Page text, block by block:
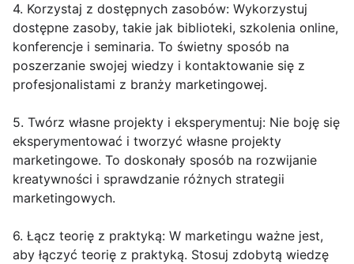
4. Korzystaj z dostępnych zasobów: Wykorzystuj
dostępne zasoby, takie jak biblioteki, szkolenia online,
konferencje i seminaria. To świetny sposób na
poszerzanie swojej wiedzy i kontaktowanie się z
profesjonalistami z branży marketingowej.
5. Twórz własne projekty i eksperymentuj: Nie boję się
eksperymentować i tworzyć własne projekty
marketingowe. To doskonały sposób na rozwijanie
kreatywności i sprawdzanie różnych strategii
marketingowych.
6. Łącz teorię z praktyką: W marketingu ważne jest,
aby łączyć teorię z praktyką. Stosuj zdobytą wiedzę